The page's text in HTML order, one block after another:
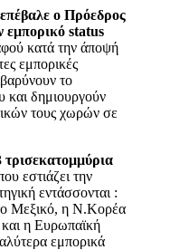
επέβαλε ο Πρόεδρος
εμπορικό status
κατά την άποψή
εμπορικές
το
και δημιουργούν
τους χωρών σε
τρισεκατομμύρια
εστιάζει την
εντάσσονται :
Μεξικό, η Ν.Κορέα
και η Ευρωπαϊκή
εμπορικά